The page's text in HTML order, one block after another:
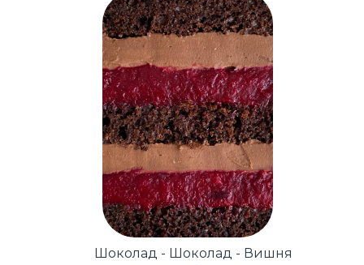
Шоколад - Шоколад - Вишня